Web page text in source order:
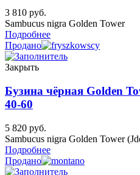
3 810 руб.
Sambucus nigra Golden Tower
Подробнее
Продано
Закрыть
Бузина чёрная Golden
40-60
5 820 руб.
Sambucus nigra Golden Tower
Подробнее
Продано